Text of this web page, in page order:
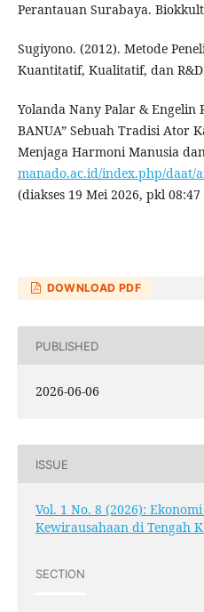
Perantauan Surabaya.
Sugiyono. (2012). Metode
Kuantitatif, Kualitatif, dan
Yolanda Nany Palar & Engelin
BANUA” Sebuah Tradisi Ator
Menjaga Harmoni Manusia
manado.ac.id/index.php/daat/
(diakses 19 Mei 2026, pkl
DOWNLOAD PDF
PUBLISHED
2026-06-06
ISSUE
Vol. 1 No. 8 (2026):
Kewirausahaan di Tengah
SECTION